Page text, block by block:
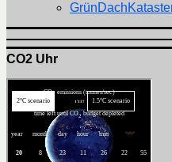
CO2 Uhr